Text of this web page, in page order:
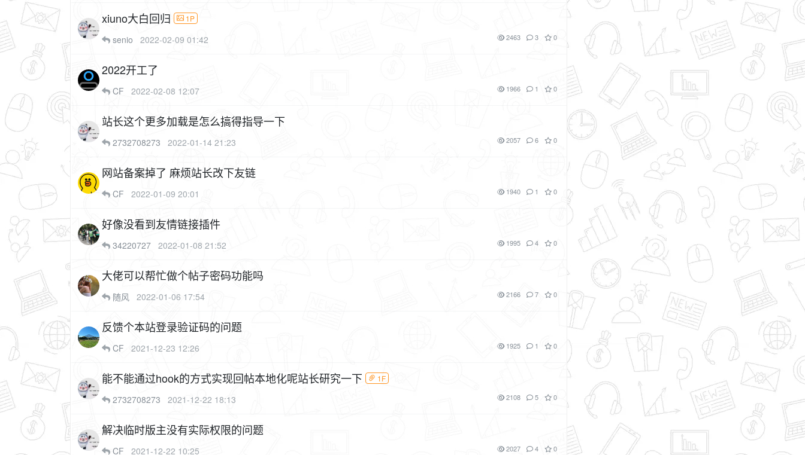
xiuno大白回归 1P
senio 2022-02-09 01:42 2463 3 0
2022开工了
CF 2022-02-08 12:07 1966 1 0
站长这个更多加载是怎么搞得指导一下
2732708273 2022-01-14 21:23 2057 6 0
网站备案掉了 麻烦站长改下友链
CF 2022-01-09 20:01 1940 1 0
好像没看到友情链接插件
34220727 2022-01-08 21:52 1995 4 0
大佬可以帮忙做个帖子密码功能吗
随风 2022-01-06 17:54 2166 7 0
反馈个本站登录验证码的问题
CF 2021-12-23 12:26 1925 1 0
能不能通过hook的方式实现回帖本地化呢站长研究一下 1F
2732708273 2021-12-22 18:13 2108 5 0
解决临时版主没有实际权限的问题
CF 2021-12-22 10:25 2027 4 0